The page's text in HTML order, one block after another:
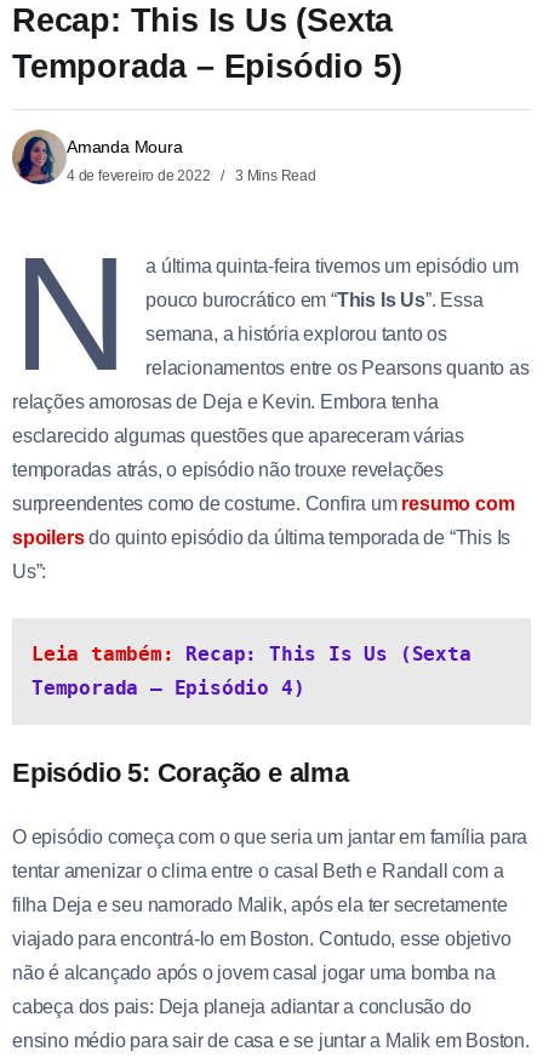
Recap: This Is Us (Sexta
Temporada – Episódio 5)
Amanda Moura
4 de fevereiro de 2022 3 Mins Read
N
a última quinta-feira tivemos um episódio um
pouco burocrático em “This Is Us”. Essa
semana, a história explorou tanto os
relacionamentos entre os Pearsons quanto as
relações amorosas de Deja e Kevin. Embora tenha
esclarecido algumas questões que apareceram várias
temporadas atrás, o episódio não trouxe revelações
surpreendentes como de costume. Confira um resumo com
spoilersdo quinto episódio da última temporada de “This Is
Us”:
Leia também:
Recap: This Is Us (Sexta
Temporada – Episódio 4)
Episódio 5: Coração e alma
O episódio começa com o que seria um jantar em família para
tentar amenizar o clima entre o casal Beth e Randall com a
filha Deja e seu namorado Malik, após ela ter secretamente
viajado para encontrá-lo em Boston. Contudo, esse objetivo
não é alcançado após o jovem casal jogar uma bomba na
cabeça dos pais: Deja planeja adiantar a conclusão do
ensino médio para sair de casa e se juntar a Malik em Boston.